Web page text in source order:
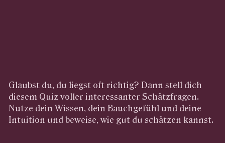
Glaubst du, du liegst oft richtig? Dann stell dich
diesem Quiz voller interessanter Schätzfragen.
Nutze dein Wissen, dein Bauchgefühl und deine
Intuition und beweise, wie gut du schätzen kannst.